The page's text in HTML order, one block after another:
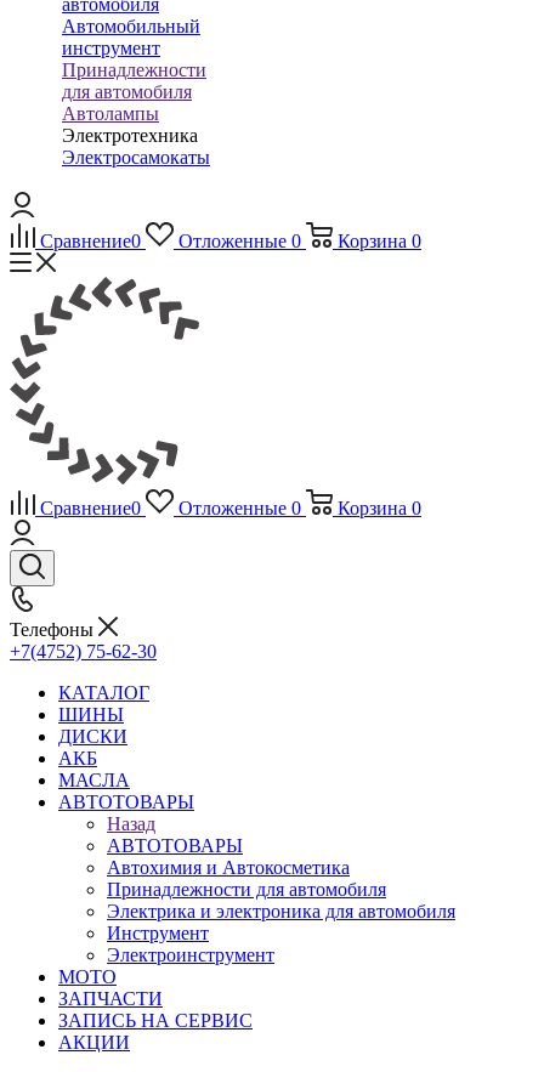
Автомобильный
инструмент
Принадлежности
для автомобиля
Автолампы
Электротехника
Электросамокаты
Сравнение0 Отложенные 0 Корзина 0
Сравнение0 Отложенные 0 Корзина 0
Телефоны
+7(4752) 75-62-30
КАТАЛОГ
ШИНЫ
ДИСКИ
АКБ
МАСЛА
АВТОТОВАРЫ
Назад
АВТОТОВАРЫ
Автохимия и Автокосметика
Принадлежности для автомобиля
Электрика и электроника для автомобиля
Инструмент
Электроинструмент
МОТО
ЗАПЧАСТИ
ЗАПИСЬ НА СЕРВИС
АКЦИИ